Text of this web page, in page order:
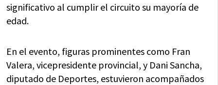
significativo al cumplir el circuito su mayoría de
edad.
En el evento, figuras prominentes como Fran
Valera, vicepresidente provincial, y Dani Sancha,
diputado de Deportes, estuvieron acompañados